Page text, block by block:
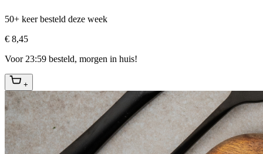
50+ keer besteld deze week
€ 8,45
Voor 23:59 besteld, morgen in huis!
+